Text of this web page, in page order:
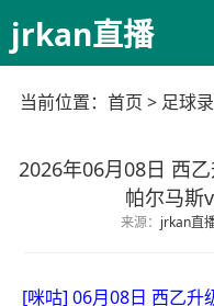
jrkan直播
当前位置： 首页 > 足球
2026年06月08日 西
帕尔马斯
来源： jrkan直
[咪咕] 06月08日 西乙升